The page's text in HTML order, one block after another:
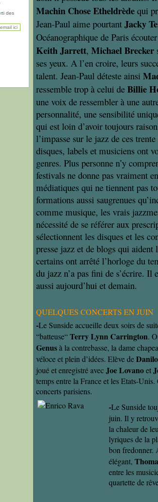
des
Machin Chose Etheldrède qui
Jean-Paul aime pourtant Jacky
Océanographique de Paris
Keith Jarrett, Michael Brecker
ses yeux. A l’en croire, leurs
talent. Jean-Paul déteste ainsi
ressemble trop à celui de Billie
une voix de ressembler à une
personnalité, une sensibilité
qui est loin d’avoir toujours
l’impasse sur le jazz de ces
disques, labels et musiciens ont
genres. Plus personne n’y
festivals ne donne pas vraiment
médiatiques qui ne tiennent pas
formations aussi saugrenues
comme musique, les vrais
nécessité de se référer aux
sélectionnent les disques et les
presse jazz et de blogs qui aident
certains ont arrêté l’horloge du
du jazz n’a pas fini de s’écrire. Il
aussi aujourd’hui et demain.
QUELQUES CONCERTS EN JUIN
-Le Sunside accueille deux soirs de
“batteuse“Terry Lynn Carrington.
Genusà la contrebasse, la dame
véloce et plein d’idées. Elève de
joué et enregistré avecJoe Lovanoet
temps entre la France et les Etats-
concerts parisiens.
-Le Sunside
juin. Il y
la chaleur de
lyriques de la
bon fredonner.
élégant,
entre les
quartette de